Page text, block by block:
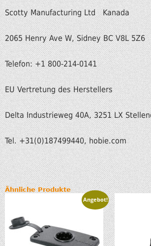
Scotty Manufacturing Ltd Kanada
2065 Henry Ave W, Sidney BC V8L 5Z6
Telefon: +1 800-214-0141
EU Vertretung des Herstellers
Delta Industrieweg 40A, 3251 LX
Tel. +31(0)187499440, hobie.com
Ähnliche Produkte
Angebot!